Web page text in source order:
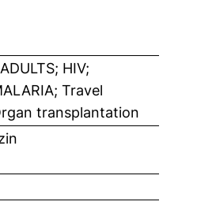
HIV;
Travel
transplantation